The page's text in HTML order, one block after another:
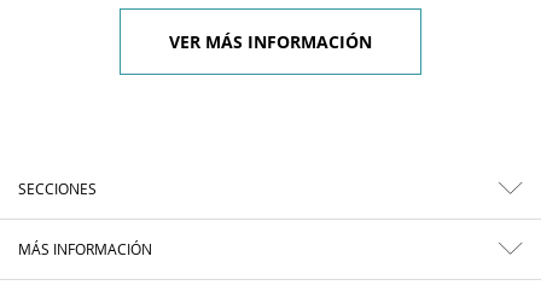
VER MÁS INFORMACIÓN
SECCIONES
MÁS INFORMACIÓN